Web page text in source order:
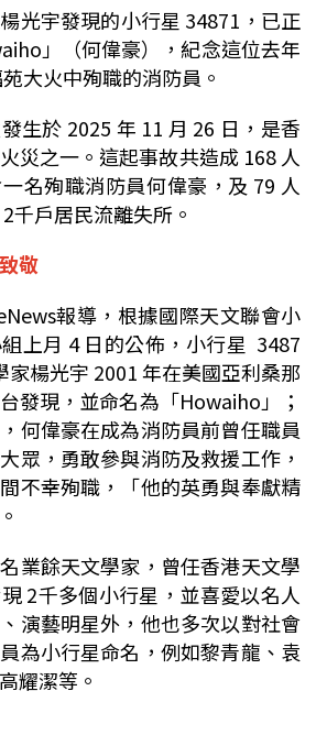
光宇發現的小行星 34871，已正
」（何偉豪），紀念這位去年
大火中殉職的消防員。
生於 2025 年 11 月 26 日，是香
災之一。這起事故共造成 168 人
名殉職消防員何偉豪，及 79 人
千戶居民流離失所。
敬
報導，根據國際天文聯會小
上月 4 日的公佈，小行星 3487
家楊光宇 2001 年在美國亞利桑那
發現，並命名為「Howaiho」；
何偉豪在成為消防員前曾任職員
眾，勇敢參與消防及救援工作，
不幸殉職，「他的英勇與奉獻精
業餘天文學家，曾任香港天文學
2千多個小行星，並喜愛以名人
演藝明星外，他也多次以對社會
為小行星命名，例如黎青龍、袁
耀潔等。